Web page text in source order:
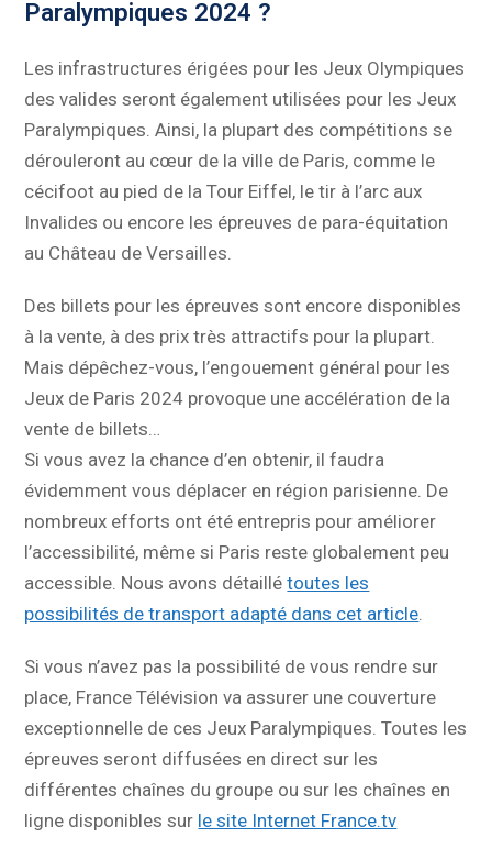
Paralympiques 2024 ?
Les infrastructures érigées pour les Jeux Olympiques
des valides seront également utilisées pour les Jeux
Paralympiques. Ainsi, la plupart des compétitions se
dérouleront au cœur de la ville de Paris, comme le
cécifoot au pied de la Tour Eiffel, le tir à l’arc aux
Invalides ou encore les épreuves de para-équitation
au Château de Versailles.
Des billets pour les épreuves sont encore disponibles
à la vente, à des prix très attractifs pour la plupart.
Mais dépêchez-vous, l’engouement général pour les
Jeux de Paris 2024 provoque une accélération de la
vente de billets…
Si vous avez la chance d’en obtenir, il faudra
évidemment vous déplacer en région parisienne. De
nombreux efforts ont été entrepris pour améliorer
l’accessibilité, même si Paris reste globalement peu
accessible. Nous avons détaillétoutes les
possibilités de transport adapté dans cet article
Si vous n’avez pas la possibilité de vous rendre sur
place, France Télévision va assurer une couverture
exceptionnelle de ces Jeux Paralympiques. Toutes les
épreuves seront diffusées en direct sur les
différentes chaînes du groupe ou sur les chaînes en
ligne disponibles sur le site Internet France.tv